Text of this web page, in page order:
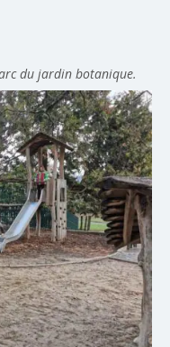
du jardin botanique.